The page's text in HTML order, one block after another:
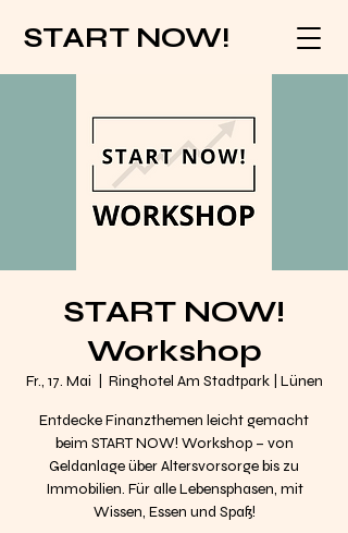
START NOW!
START NOW!
Workshop
Fr., 17. Mai Ringhotel Am Stadtpark | Lünen
Entdecke Finanzthemen leicht gemacht
beim START NOW! Workshop – von
Geldanlage über Altersvorsorge bis zu
Immobilien. Für alle Lebensphasen, mit
Wissen, Essen und Spaß!